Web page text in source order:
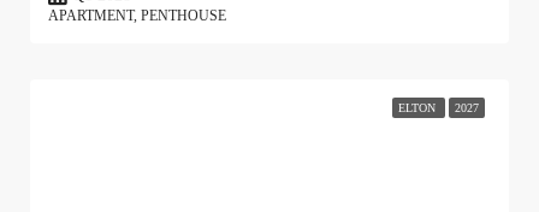
APARTMENT, PENTHOUSE
ELTON 2027